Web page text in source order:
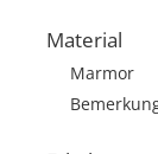
Material
Marmor